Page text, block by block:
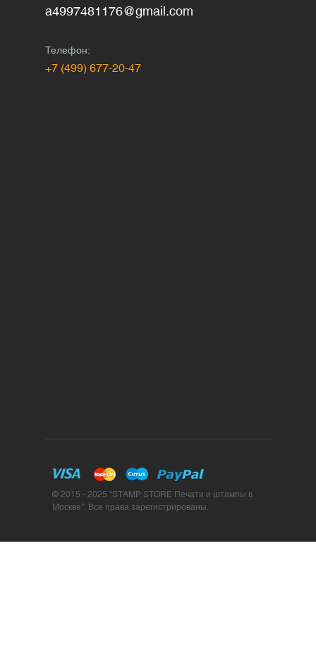
a4997481176@gmail.com
Телефон:
+7 (499) 677-20-47
© 2015 - 2025 "STAMP STORE Печати и штампы в
Москве". Все права зарегистрированы.